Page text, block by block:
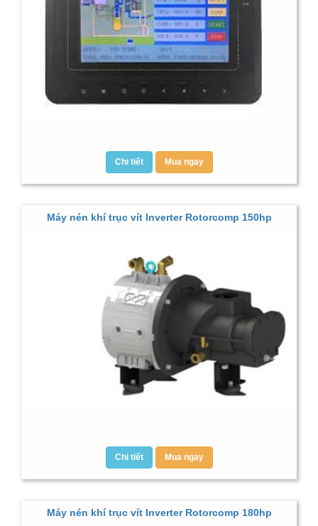
Chi tiết Mua ngay
Máy nén khí trục vít Inverter Rotorcomp 150hp
Chi tiết Mua ngay
Máy nén khí trục vít Inverter Rotorcomp 180hp